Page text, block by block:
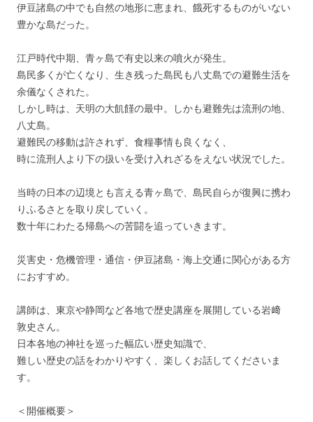
伊豆諸島の中でも自然の地形に恵まれ、餓死するものがいない
豊かな島だった。
江戸時代中期、青ヶ島で有史以来の噴火が発生。
島民多くが亡くなり、生き残った島民も八丈島での避難生活を
余儀なくされた。
しかし時は、天明の大飢饉の最中。しかも避難先は流刑の地、
八丈島。
避難民の移動は許されず、食糧事情も良くなく、
時に流刑人より下の扱いを受け入れざるをえない状況でした。
当時の日本の辺境とも言える青ヶ島で、島民自らが復興に携わ
りふるさとを取り戻していく。
数十年にわたる帰島への苦闘を追っていきます。
災害史・危機管理・通信・伊豆諸島・海上交通に関心がある方
におすすめ。
講師は、東京や静岡など各地で歴史講座を展開している岩﨑
敦史さん。
日本各地の神社を巡った幅広い歴史知識で、
難しい歴史の話をわかりやすく、楽しくお話してくださいま
す。
＜開催概要＞